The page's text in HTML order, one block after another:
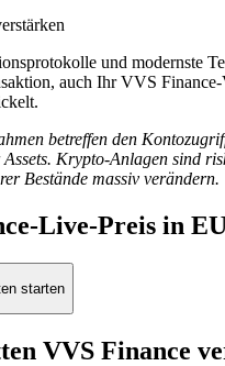
und modernste
auch Ihr VVS
betreffen den
Krypto-Anlagen sind
Bestände massiv verändern.
Live-Preis in
starten
VVS Finance